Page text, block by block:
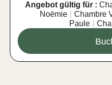
Angebot gültig für :
Noëmie
Chambre
Paule